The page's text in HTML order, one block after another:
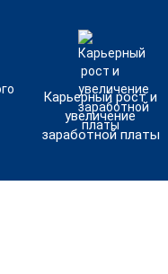
Карьерный рост и
увеличение
заработной платы